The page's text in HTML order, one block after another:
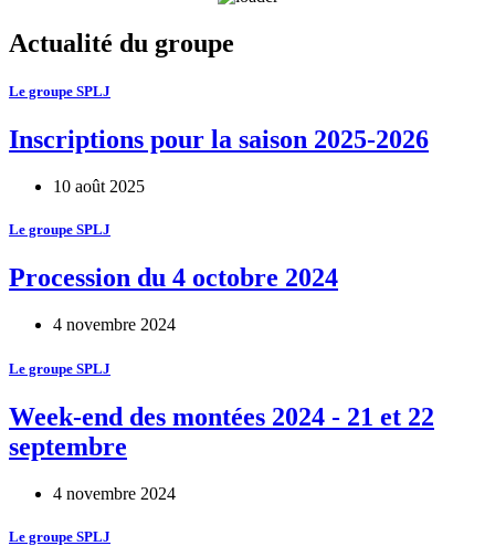
Actualité du groupe
Le groupe SPLJ
Inscriptions pour la saison 2025-2026
10 août 2025
Le groupe SPLJ
Procession du 4 octobre 2024
4 novembre 2024
Le groupe SPLJ
Week-end des montées 2024 - 21 et 22
septembre
4 novembre 2024
Le groupe SPLJ